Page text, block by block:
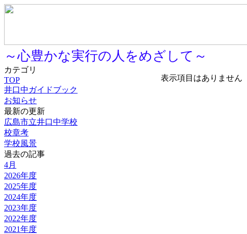
～心豊かな実行の人をめざして～
カテゴリ
TOP
井口中ガイドブック
お知らせ
最新の更新
広島市立井口中学校
校章考
学校風景
過去の記事
4月
2026年度
2025年度
2024年度
2023年度
2022年度
2021年度
表示項目はありません